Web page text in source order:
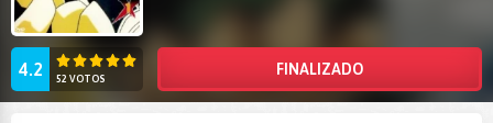
4.2 52 VOTOS
FINALIZADO